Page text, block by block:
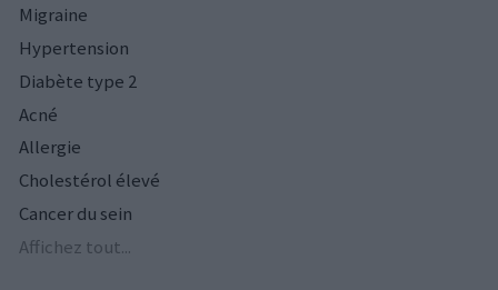
Migraine
Hypertension
Diabète type 2
Acné
Allergie
Cholestérol élevé
Cancer du sein
Affichez tout...